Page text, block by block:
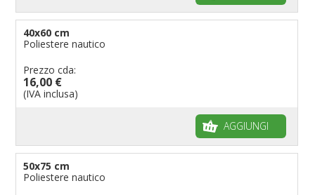
40x60 cm
Poliestere nautico
Prezzo cda:
16,00 €
(IVA inclusa)
AGGIUNGI
50x75 cm
Poliestere nautico